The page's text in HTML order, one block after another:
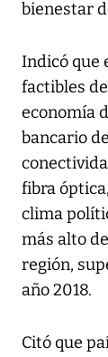
bienestar
Indicó que
factibles
economía
bancario
fibra
clima
más alto
región,
año 2018.
Citó que